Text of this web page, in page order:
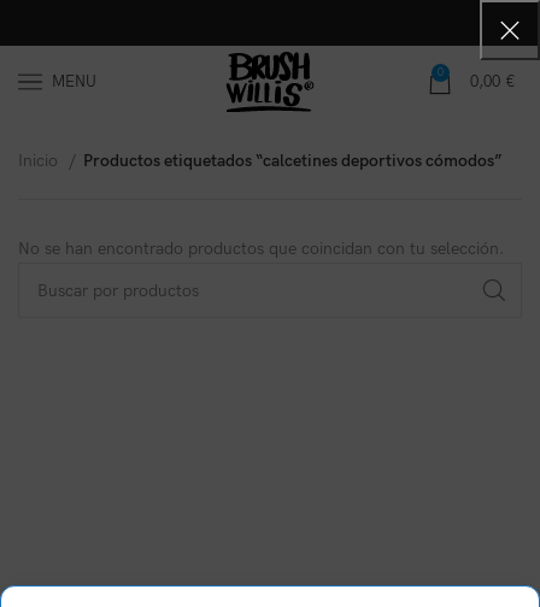
MENU 0 0,00 €
Inicio Productos etiquetados “calcetines deportivos cómodos”
No se han encontrado productos que coincidan con tu selección.